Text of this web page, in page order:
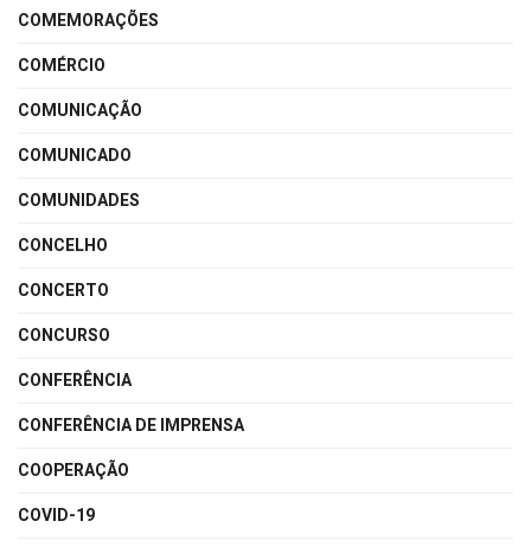
COMEMORAÇÕES
COMÉRCIO
COMUNICAÇÃO
COMUNICADO
COMUNIDADES
CONCELHO
CONCERTO
CONCURSO
CONFERÊNCIA
CONFERÊNCIA DE IMPRENSA
COOPERAÇÃO
COVID-19